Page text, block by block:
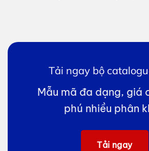
Tải ngay bộ
Mẫu mã đa dạng, giá
phú nhiều phân
Tải ngay